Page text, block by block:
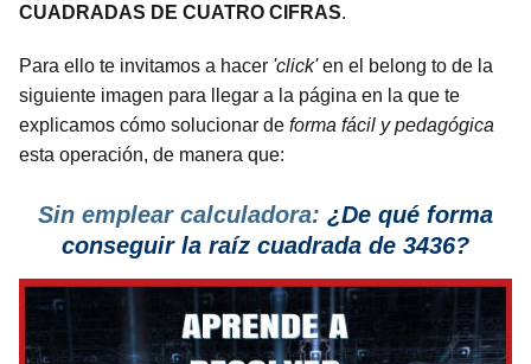
CUADRADAS DE CUATRO CIFRAS.
Para ello te invitamos a hacer 'click'en el belong to de la
siguiente imagen para llegar a la página en la que te
explicamos cómo solucionar de forma fácil y pedagógica
esta operación, de manera que:
Sin emplear calculadora: ¿De qué forma
conseguir la raíz cuadrada de 3436?